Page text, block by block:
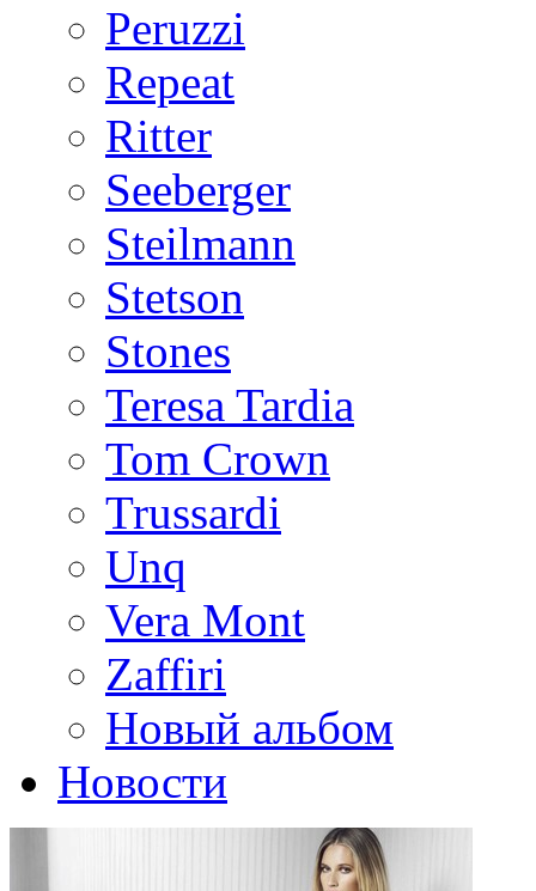
Peruzzi
Repeat
Ritter
Seeberger
Steilmann
Stetson
Stones
Teresa Tardia
Tom Crown
Trussardi
Unq
Vera Mont
Zaffiri
Новый альбом
Новости